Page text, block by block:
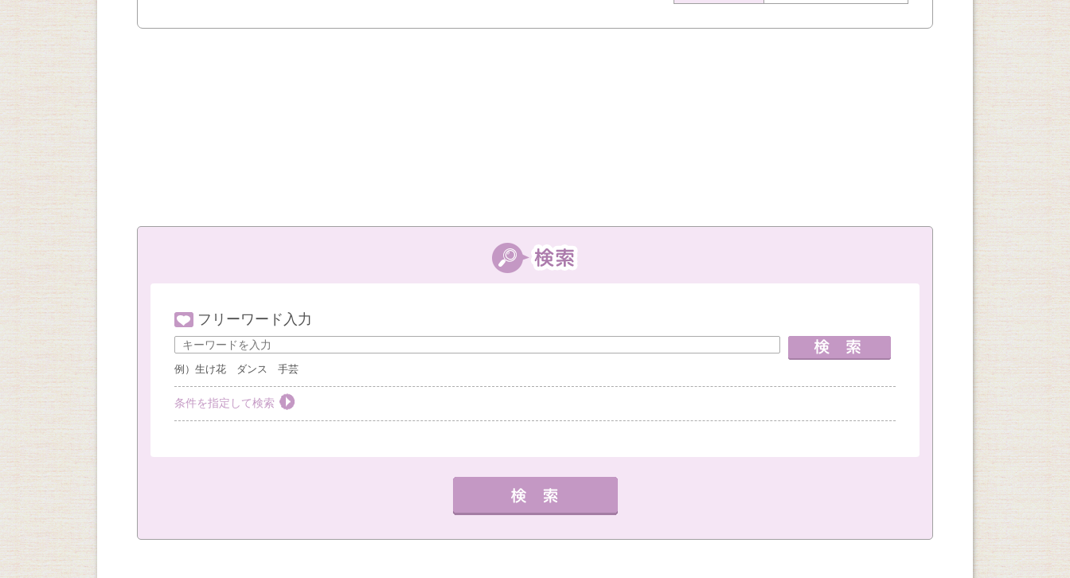
フリーワード入力
例）生け花 ダンス 手芸
条件を指定して検索
カテゴリーを選ぶ